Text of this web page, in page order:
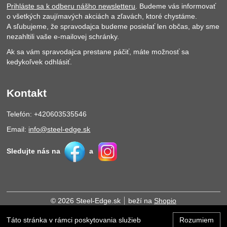
Táto stránka v rámci poskytovania služieb
Rozumiem
Prihláste sa k odberu nášho newsletteru . Budeme vás informovať
o všetkých zaujímavých akciách a zľavách, ktoré chystáme.
A sľubujeme, že spravodajca budeme posielať len občas, aby sme
nezahltili vaše e-mailovej schránky.
Ak sa vám spravodajca prestane páčiť, máte možnosť sa
kedykoľvek odhlásiť.
Kontakt
Telefón: +420603535546
Email: info@steel-edge.sk
Sledujte nás na a
© 2026 Steel-Edge.sk beží na Shopio